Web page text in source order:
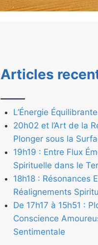
Articles
——–
L’Énergie
20h02 et l’Art de la
Plonger sous la
19h19 : Entre Flux
Spirituelle dans le
18h18 : Résonances
Réalignements
De 17h17 à 15h51 :
Conscience
Sentimentale